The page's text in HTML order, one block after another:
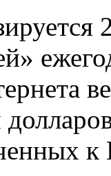
к